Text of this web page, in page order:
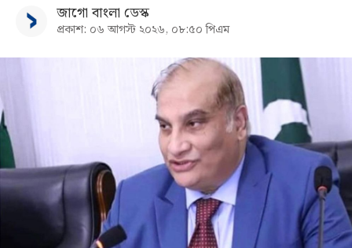
জাগো বাংলা ডেস্ক
প্রকাশ: ০৬ আগস্ট ২০২৬, ০৮:৫০ পিএম